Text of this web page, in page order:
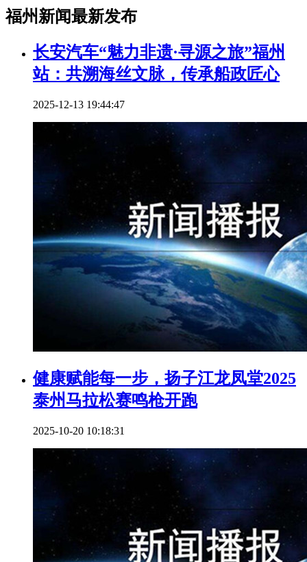
福州新闻最新发布
长安汽车“魅力非遗·寻源之旅”福州
站：共溯海丝文脉，传承船政匠心
2025-12-13 19:44:47
健康赋能每一步，扬子江龙凤堂2025
泰州马拉松赛鸣枪开跑
2025-10-20 10:18:31